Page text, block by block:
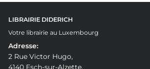
LIBRAIRIE DIDERICH
Votre librairie au Luxembourg
Adresse:
2 Rue Victor Hugo,